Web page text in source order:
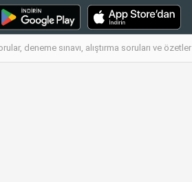
deneme sınavı, alıştırma soruları ve özetler